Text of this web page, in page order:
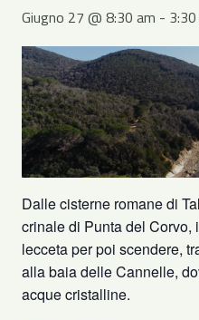
Giugno 27 @ 8:30 am -
Dalle cisterne romane di
crinale di Punta del
lecceta per poi scendere,
alla baia delle Cannelle,
acque cristalline.